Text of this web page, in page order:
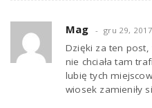
Mag gru 29, 2017
Dzięki za ten
nie chciała tam
lubię tych
wiosek zamieniły